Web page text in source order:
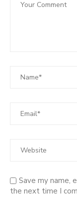
Save my name,
the next time I